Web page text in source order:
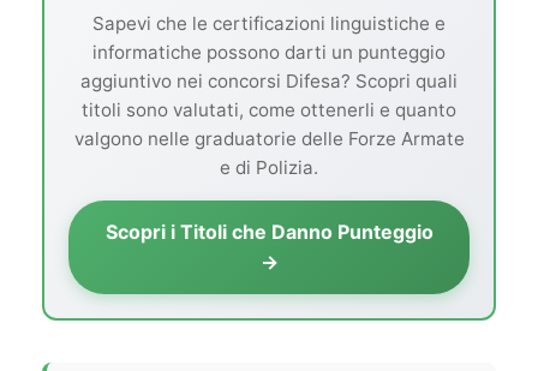
Sapevi che le certificazioni linguistiche e
informatiche possono darti un punteggio
aggiuntivo nei concorsi Difesa? Scopri quali
titoli sono valutati, come ottenerli e quanto
valgono nelle graduatorie delle Forze Armate
e di Polizia.
Scopri i Titoli che Danno Punteggio
→